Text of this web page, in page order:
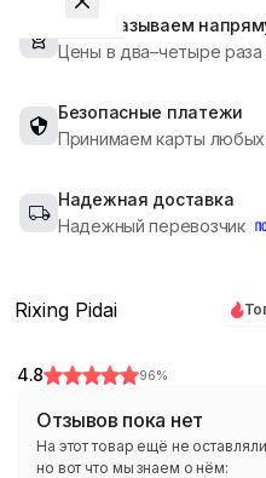
Мы заказываем
Цены в два–четыре
Безопасные платежи
Принимаем карты
Надежная доставка
Надежный перевозчик
Rixing Pidai
4.8 96%
Отзывов пока нет
На этот товар ещё не
но вот что мы знаем о нём: